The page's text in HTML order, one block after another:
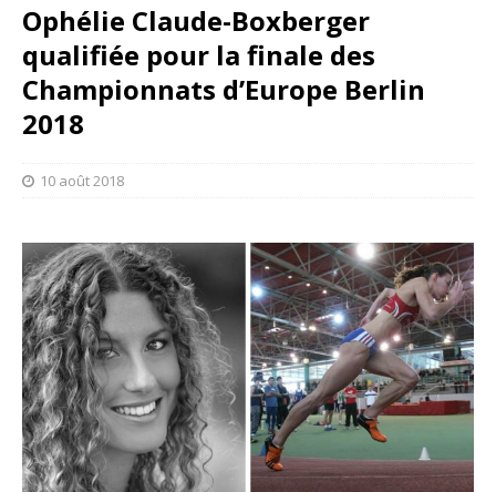
Ophélie Claude-Boxberger
qualifiée pour la finale des
Championnats d’Europe Berlin
2018
10 août 2018